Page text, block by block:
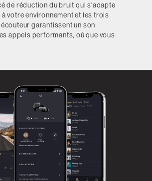
de réduction du bruit qui s'adapte
votre environnement et les trois
garantissent un son
appels performants, où que vous